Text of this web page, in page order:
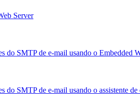
Server
do SMTP de e-mail usando o Embedded
do SMTP de e-mail usando o assistente